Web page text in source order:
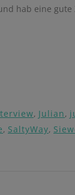
hab eine gute
, Julian,
, SaltyWay,